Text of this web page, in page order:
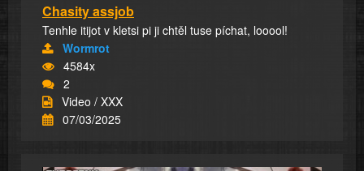
Chasity assjob
Tenhle itijot v kletsi pi ji chtěl tuse píchat, looool!
Wormrot
4584x
2
Video / XXX
07/03/2025